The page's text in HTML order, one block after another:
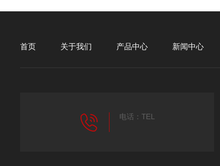
首页 关于我们 产品中心 新闻中心
电话：TEL